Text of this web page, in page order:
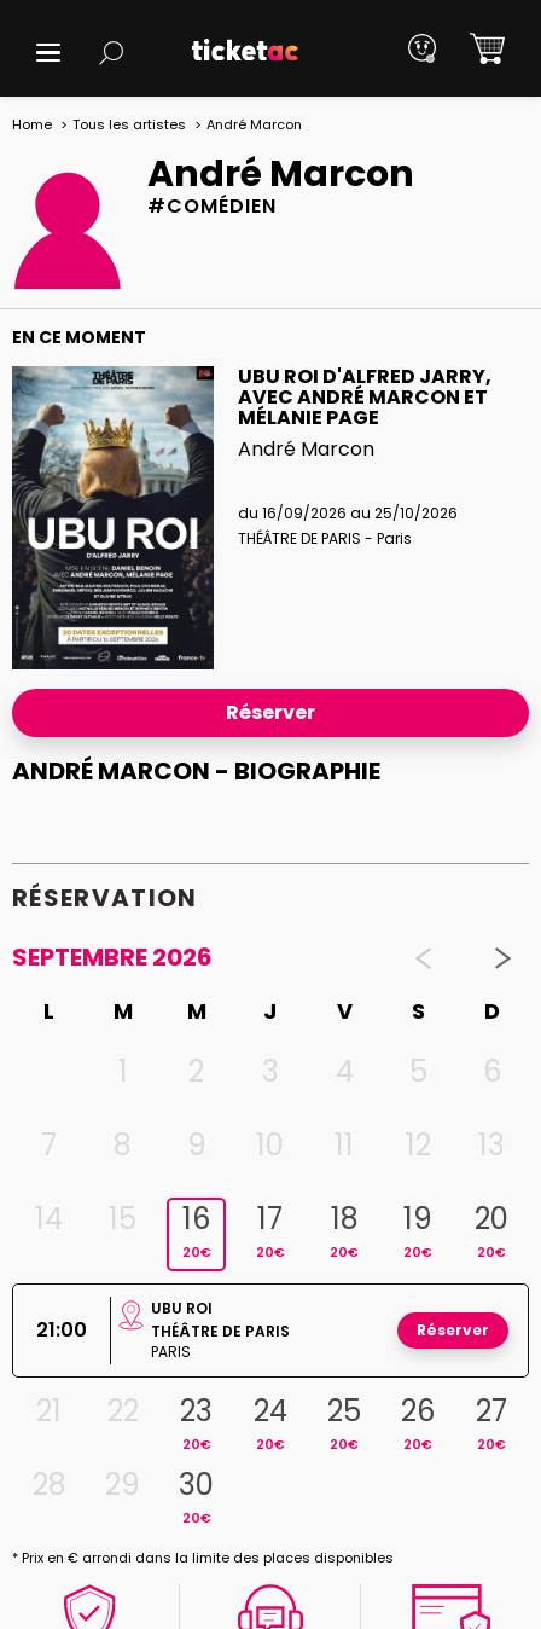
Home Tous les artistes André Marcon
André Marcon
#COMÉDIEN
EN CE MOMENT
UBU ROI D'ALFRED JARRY,
AVEC ANDRÉ MARCON ET
MÉLANIE PAGE
André Marcon
du 16/09/2026 au 25/10/2026
THÉÂTRE DE PARIS - Paris
Réserver
ANDRÉ MARCON - BIOGRAPHIE
RÉSERVATION
SEPTEMBRE 2026
L M M J V S D
1 2 3 4 5
6
7
8 9 10 11 12
13
14
15 16
20€
17
20€
18
20€
19
20€
20
20€
21:00
UBU ROI
THÉÂTRE DE PARIS
PARIS
Réserver
21 22 23
20€
24
20€
25
20€
26
20€
27
20€
28 29 30
20€
* Prix en € arrondi dans la limite des places disponibles